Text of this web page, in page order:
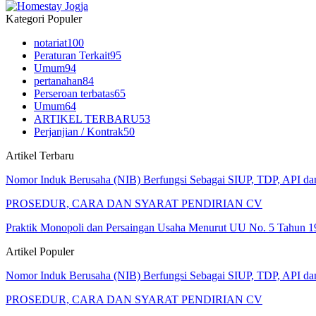
Kategori Populer
notariat100
Peraturan Terkait95
Umum94
pertanahan84
Perseroan terbatas65
Umum64
ARTIKEL TERBARU53
Perjanjian / Kontrak50
Artikel Terbaru
Nomor Induk Berusaha (NIB) Berfungsi Sebagai SIUP, TDP, API
PROSEDUR, CARA DAN SYARAT PENDIRIAN CV
Praktik Monopoli dan Persaingan Usaha Menurut UU No. 5 Tahun
Artikel Populer
Nomor Induk Berusaha (NIB) Berfungsi Sebagai SIUP, TDP, API
PROSEDUR, CARA DAN SYARAT PENDIRIAN CV